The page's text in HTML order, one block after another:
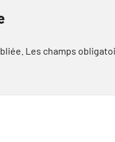
Les champs